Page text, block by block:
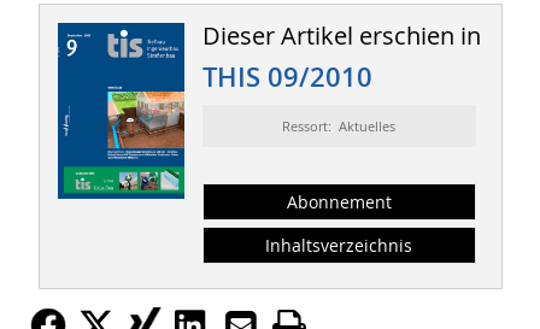
Dieser Artikel erschien in
THIS 09/2010
Ressort: Aktuelles
Abonnement
Inhaltsverzeichnis